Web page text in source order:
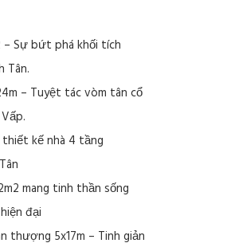
– Sự bứt phá khối tích
Tân.
– Tuyệt tác vòm tân cổ
kế nhà 4 tầng
mang tinh thần sống
đại
thượng 5x17m – Tinh giản